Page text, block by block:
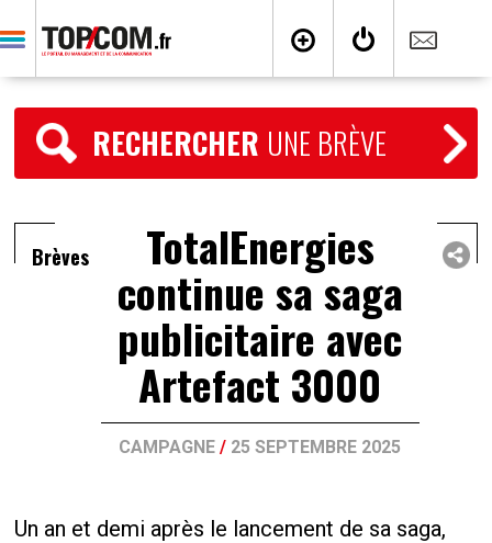
RECHERCHER UNE BRÈVE
Brèves TotalEnergies
continue sa saga
publicitaire avec
Artefact 3000
CAMPAGNE / 25 SEPTEMBRE 2025
Un an et demi après le lancement de sa saga,